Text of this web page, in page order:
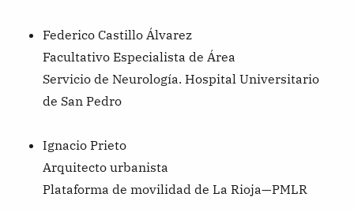
Federico Castillo Álvarez
Facultativo Especialista de Área
Servicio de Neurología. Hospital Universitario
de San Pedro
Ignacio Prieto
Arquitecto urbanista
Plataforma de movilidad de La Rioja—PMLR